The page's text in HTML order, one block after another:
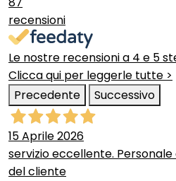
recensioni
Le nostre recensioni a 4 e 5
Clicca qui per leggerle tutte >
Precedente
Successivo
15 Aprile 2026
servizio eccellente.
del cliente